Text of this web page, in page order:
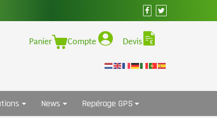
Panier Compte Devis
News Repérage GPS